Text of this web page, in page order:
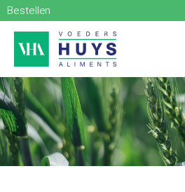
Bestellen